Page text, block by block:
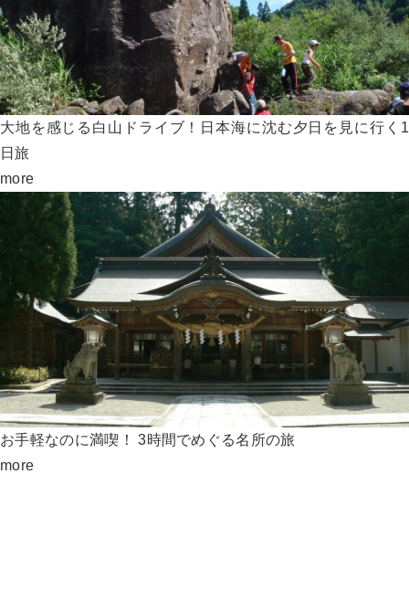
大地を感じる白山ドライブ！日本海に沈む夕日を見に行く1
日旅
more
お手軽なのに満喫！ 3時間でめぐる名所の旅
more